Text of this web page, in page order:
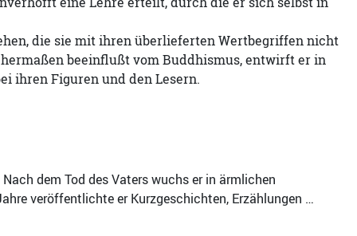
die sie mit ihren überlieferten Wertbegriffen nicht
beeinflußt vom Buddhismus, entwirft er in
ihren Figuren und den Lesern.
dem Tod des Vaters wuchs er in ärmlichen
veröffentlichte er Kurzgeschichten, Erzählungen …